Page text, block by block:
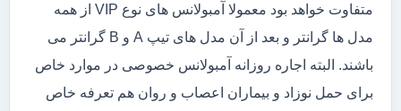
متفاوت خواهد بود معمولا آمبولانس های نوع VIP از همه
مدل ها گرانتر و بعد از آن مدل های تیپ A و B گرانتر می
باشند. البته اجاره روزانه آمبولانس خصوصی در موارد خاص
برای حمل نوزاد و بیماران اعصاب و روان هم تعرفه خاص